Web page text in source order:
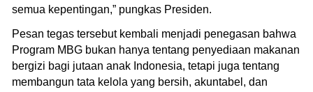
semua kepentingan,” pungkas Presiden.
Pesan tegas tersebut kembali menjadi penegasan bahwa
Program MBG bukan hanya tentang penyediaan makanan
bergizi bagi jutaan anak Indonesia, tetapi juga tentang
membangun tata kelola yang bersih, akuntabel, dan